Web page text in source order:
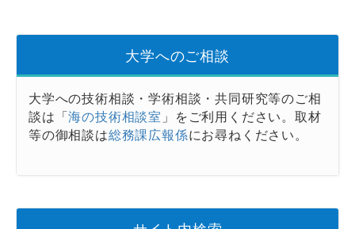
大学へのご相談
大学への技術相談・学術相談・共同研究等のご相
談は「海の技術相談室 」をご利用ください。取材
等の御相談は総務課広報係にお尋ねください。